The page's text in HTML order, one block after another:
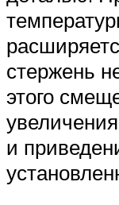
стержень
этого
и